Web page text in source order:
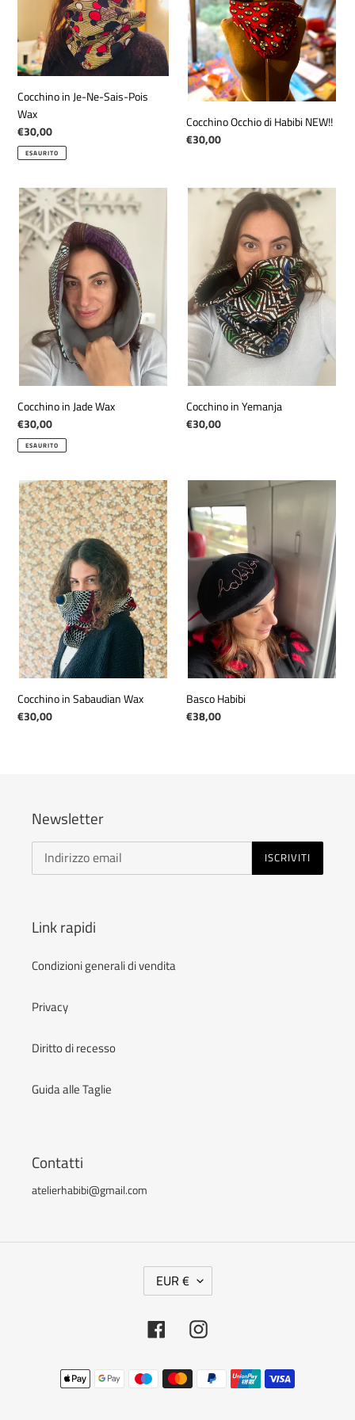
o
n
:
Cocchino in Je-Ne-Sais-Pois
Wax
Prezzo
di
listino
€30,00
ESAURITO
Cocchino Occhio di Habibi NEW!!
Prezzo
€30,00
Cocchino
in
Jade
Wax
Cocchino in Jade Wax
Prezzo
di
listino
€30,00
ESAURITO
Cocchino
Yemanja
Cocchino in Yemanja
Prezzo
€30,00
Cocchino
in
Sabaudian
Wax
Cocchino in Sabaudian Wax
Prezzo
€30,00
Basco
Habibi
Basco Habibi
Prezzo
€38,00
Newsletter
ISCRIVITI
Link rapidi
Condizioni generali di vendita
Privacy
Diritto di recesso
Guida alle Taglie
Contatti
atelierhabibi@gmail.com
V
A
L
U
A
EUR €
FacebookInstagram
Metodi
di